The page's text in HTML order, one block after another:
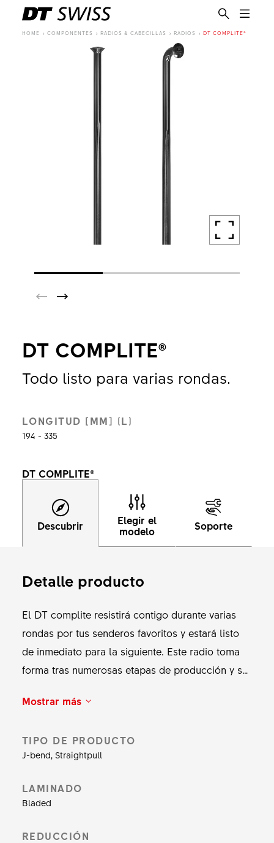
HOME COMPONENTES RADIOS & CABECILLAS RADIOS DT COMPLITE®
DT COMPLITE®
Todo listo para varias rondas.
LONGITUD [MM] (L)
194 - 335
DT COMPLITE®
Descubrir
Elegir el
modelo
Soporte
Detalle producto
El DT complite resistirá contigo durante varias
rondas por tus senderos favoritos y estará listo
de inmediato para la siguiente. Este radio toma
forma tras numerosas etapas de producción y se
Swiss en su categoría de peso con resistencia
ingeniosa proviene de un exclusivo proceso de
aplanado que también densifica el material.
radio presenta una transición uniforme de la zona
g para 64 radios con una longitud de 264 mm.
Mostrar más
TIPO DE PRODUCTO
J-bend, Straightpull
LAMINADO
Bladed
REDUCCIÓN